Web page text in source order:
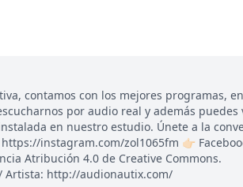
contamos con los mejores programas,
por audio real y además
en nuestro estudio. Únete a la
instagram.com/zol1065fm 👉🏻
Atribución 4.0 de Creative Commons.
Artista: http://audionautix.com/